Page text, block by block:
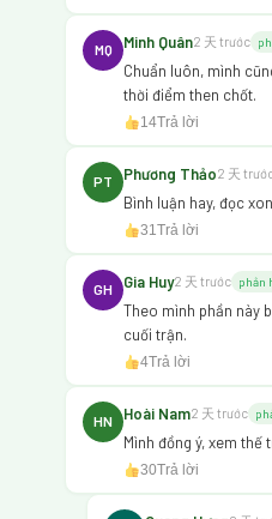
MQ Minh Quân2 天 trước
Chuẩn luôn, mình
thời điểm then chốt.
14Trả lời
PT Phương Thảo2 天
Bình luận hay, đọc
31 Trả lời
GH Gia Huy2 天 trước phản
Theo mình phần này
cuối trận.
4Trả lời
HN Hoài Nam2 天 trước
Mình đồng ý, xem thế
30Trả lời